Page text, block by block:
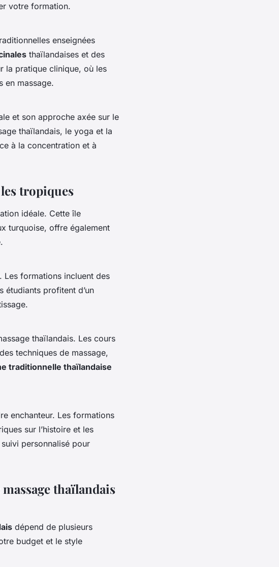
votre formation.
enseignées
thaïlandaises et des
la pratique clinique, où les
en massage.
et son approche axée sur le
thaïlandais, le yoga et la
à la concentration et à
tropiques
idéale. Cette île
turquoise, offre également
formations incluent des
étudiants profitent d’un
thaïlandais. Les cours
techniques de massage,
traditionnelle thaïlandaise
enchanteur. Les formations
sur l’histoire et les
personnalisé pour
thaïlandais
dépend de plusieurs
budget et le style